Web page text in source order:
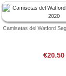
Camisetas del Watford
€20.50